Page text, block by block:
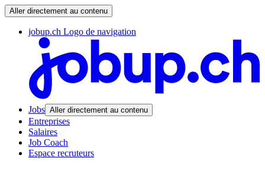
Aller directement au contenu
jobup.ch Logo de navigation
Jobs Aller directement au contenu
Entreprises
Salaires
Job Coach
Espace recruteurs